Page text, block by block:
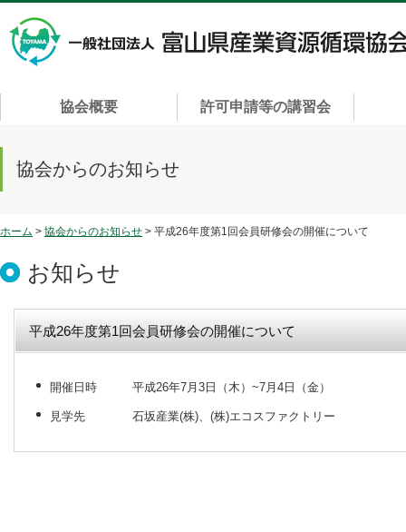
協会概要 許可申請等の講習会
協会からのお知らせ
ホーム > 協会からのお知らせ > 平成26年度第1回会員研修会の開催について
お知らせ
平成26年度第1回会員研修会の開催について
開催日時 平成26年7月3日（木）~7月4日（金）
見学先 石坂産業(株)、(株)エコスファクトリー